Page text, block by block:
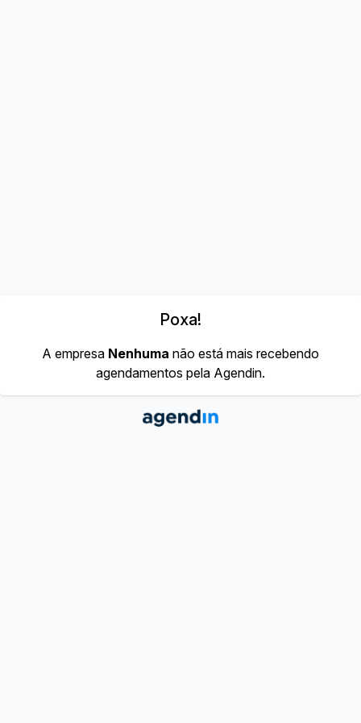
Poxa!
A empresa Nenhuma não está mais recebendo
agendamentos pela Agendin.